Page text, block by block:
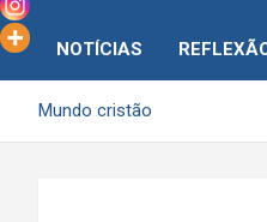
NOTÍCIAS
Mundo cristão